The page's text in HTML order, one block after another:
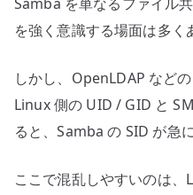
る
へ
を強く意識する場面は多く
しかし、OpenLDAP など
Linux 側の UID / GID と
ると、Samba の SID が急
ここで混乱しやすいのは、